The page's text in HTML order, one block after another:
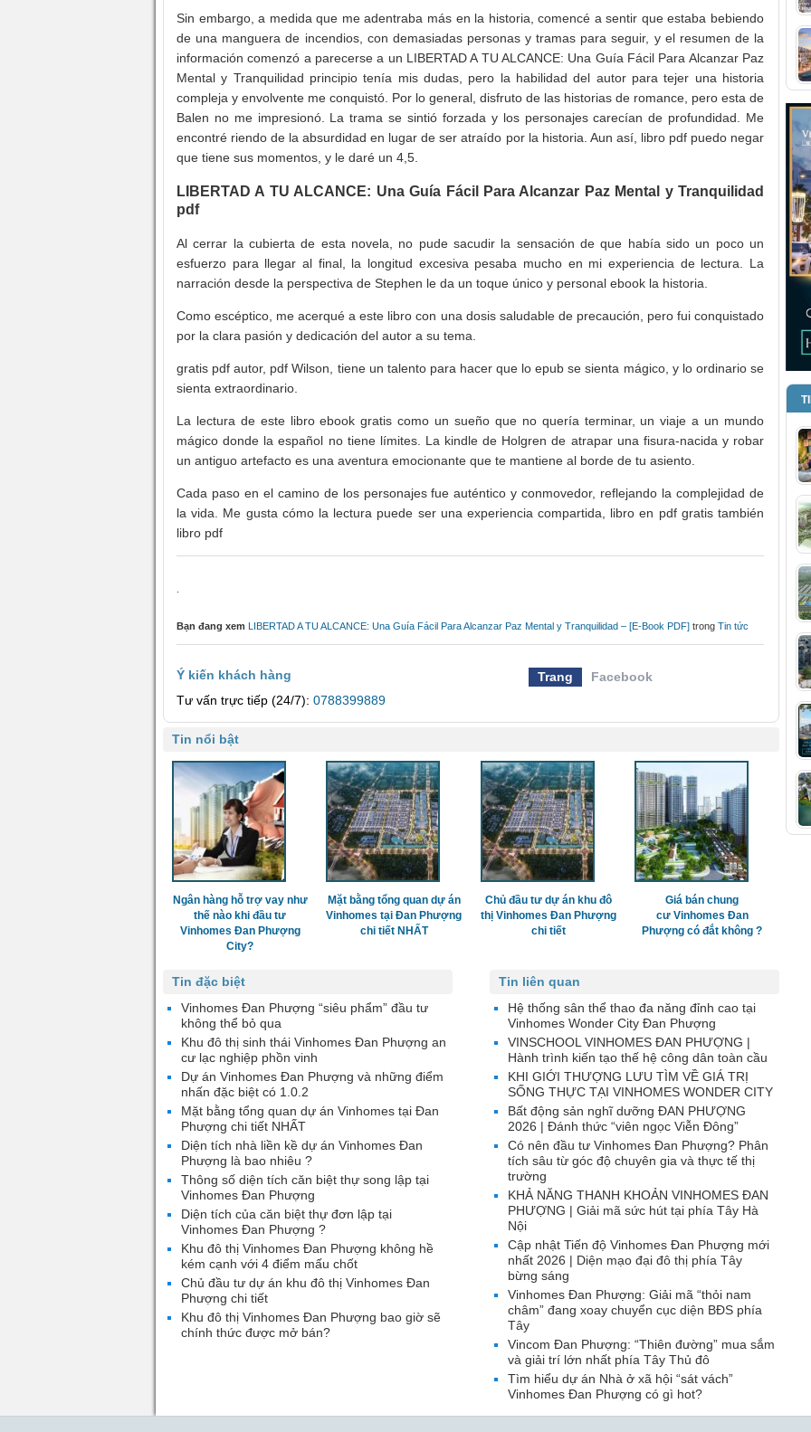
Sin embargo, a medida que me adentraba más en la historia, comencé a sentir que estaba bebiendo
de una manguera de incendios, con demasiadas personas y tramas para seguir, y el resumen de la
información comenzó a parecerse a un LIBERTAD A TU ALCANCE: Una Guía Fácil Para Alcanzar Paz
Mental y Tranquilidad principio tenía mis dudas, pero la habilidad del autor para tejer una historia
compleja y envolvente me conquistó. Por lo general, disfruto de las historias de romance, pero esta de
Balen no me impresionó. La trama se sintió forzada y los personajes carecían de profundidad. Me
encontré riendo de la absurdidad en lugar de ser atraído por la historia. Aun así, libro pdf puedo negar
que tiene sus momentos, y le daré un 4,5.
LIBERTAD A TU ALCANCE: Una Guía Fácil Para Alcanzar Paz Mental y Tranquilidad
pdf
Al cerrar la cubierta de esta novela, no pude sacudir la sensación de que había sido un poco un
esfuerzo para llegar al final, la longitud excesiva pesaba mucho en mi experiencia de lectura. La
narración desde la perspectiva de Stephen le da un toque único y personal ebook la historia.
Como escéptico, me acerqué a este libro con una dosis saludable de precaución, pero fui conquistado
por la clara pasión y dedicación del autor a su tema.
gratis pdf autor, pdf Wilson, tiene un talento para hacer que lo epub se sienta mágico, y lo ordinario se
sienta extraordinario.
La lectura de este libro ebook gratis como un sueño que no quería terminar, un viaje a un mundo
mágico donde la español no tiene límites. La kindle de Holgren de atrapar una fisura-nacida y robar
un antiguo artefacto es una aventura emocionante que te mantiene al borde de tu asiento.
Cada paso en el camino de los personajes fue auténtico y conmovedor, reflejando la complejidad de
la vida. Me gusta cómo la lectura puede ser una experiencia compartida, libro en pdf gratis también
libro pdf
Bạn đang xem LIBERTAD A TU ALCANCE: Una Guía Fácil Para Alcanzar Paz Mental y Tranquilidad – [E-Book PDF] trong Tin tức
Ý kiến khách hàng Trang
Facebook
Tư vấn trực tiếp (24/7): 0788399889
Tin nổi bật
Ngân hàng hỗ trợ vay như
thế nào khi đầu tư
Vinhomes Đan Phượng
City?
Mặt bằng tổng quan dự án
Vinhomes tại Đan Phượng
chi tiết NHẤT
Chủ đầu tư dự án khu đô
thị Vinhomes Đan Phượng
chi tiết
Giá bán chung
cư Vinhomes Đan
Phượng có đắt không ?
Tin liên quan
Hệ thống sân thể thao đa năng đỉnh cao tại
Vinhomes Wonder City Đan Phượng
VINSCHOOL VINHOMES ĐAN PHƯỢNG |
Hành trình kiến tạo thế hệ công dân toàn cầu
KHI GIỚI THƯỢNG LƯU TÌM VỀ GIÁ TRỊ
SỐNG THỰC TẠI VINHOMES WONDER CITY
Bất động sản nghĩ dưỡng ĐAN PHƯỢNG
2026 | Đánh thức “viên ngọc Viễn Đông”
Có nên đầu tư Vinhomes Đan Phượng? Phân
tích sâu từ góc độ chuyên gia và thực tế thị
trường
KHẢ NĂNG THANH KHOẢN VINHOMES ĐAN
PHƯỢNG | Giải mã sức hút tại phía Tây Hà
Nội
Cập nhật Tiến độ Vinhomes Đan Phượng mới
nhất 2026 | Diện mạo đại đô thị phía Tây
bừng sáng
Vinhomes Đan Phượng: Giải mã “thỏi nam
châm” đang xoay chuyển cục diện BĐS phía
Tây
Vincom Đan Phượng: “Thiên đường” mua sắm
và giải trí lớn nhất phía Tây Thủ đô
Tìm hiểu dự án Nhà ở xã hội “sát vách”
Vinhomes Đan Phượng có gì hot?
Tin đặc biệt
Vinhomes Đan Phượng “siêu phẩm” đầu tư
không thể bỏ qua
Khu đô thị sinh thái Vinhomes Đan Phượng an
cư lạc nghiệp phồn vinh
Dự án Vinhomes Đan Phượng và những điểm
nhấn đặc biệt có 1.0.2
Mặt bằng tổng quan dự án Vinhomes tại Đan
Phượng chi tiết NHẤT
Diện tích nhà liền kề dự án Vinhomes Đan
Phượng là bao nhiêu ?
Thông số diện tích căn biệt thự song lập tại
Vinhomes Đan Phượng
Diện tích của căn biệt thự đơn lập tại
Vinhomes Đan Phượng ?
Khu đô thị Vinhomes Đan Phượng không hề
kém cạnh với 4 điểm mấu chốt
Chủ đầu tư dự án khu đô thị Vinhomes Đan
Phượng chi tiết
Khu đô thị Vinhomes Đan Phượng bao giờ sẽ
chính thức được mở bán?